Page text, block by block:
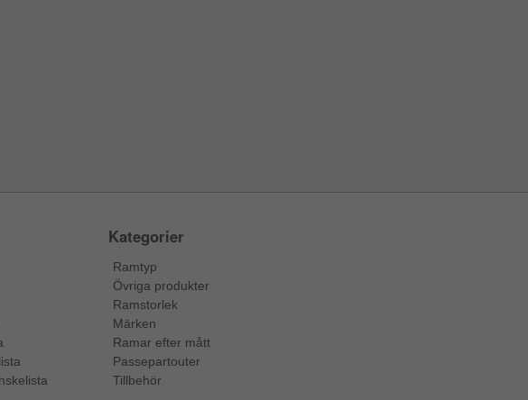
Kategorier
Ramtyp
Övriga produkter
Ramstorlek
Märken
Ramar efter mått
Passepartouter
Tillbehör